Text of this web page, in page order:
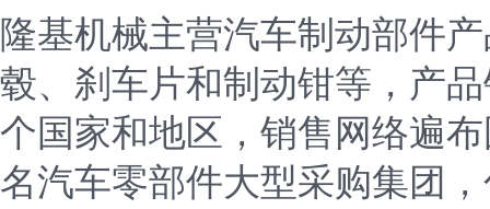
隆基机械主营汽车制动部件
毂、刹车片和制动钳等，产
个国家和地区，销售网络遍
名汽车零部件大型采购集团